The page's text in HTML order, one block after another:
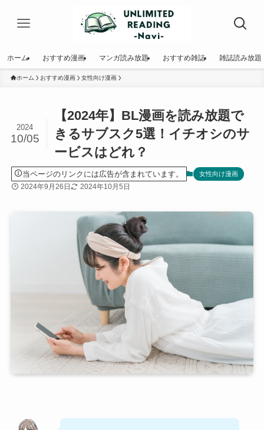
ホーム おすすめ漫画 マンガ読み放題 おすすめ雑誌 雑誌読み放題
ホーム おすすめ漫画 女性向け漫画
【2024年】BL漫画を読み放題で
きるサブスク5選！イチオシのサ
ービスはどれ？
2024
10/05
当ページのリンクには広告が含まれています。 女性向け漫画
2024年9月26日 2024年10月5日